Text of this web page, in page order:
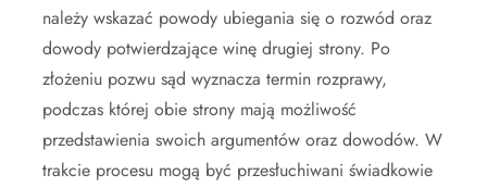
należy wskazać powody ubiegania się o rozwód oraz
dowody potwierdzające winę drugiej strony. Po
złożeniu pozwu sąd wyznacza termin rozprawy,
podczas której obie strony mają możliwość
przedstawienia swoich argumentów oraz dowodów. W
trakcie procesu mogą być przesłuchiwani świadkowie